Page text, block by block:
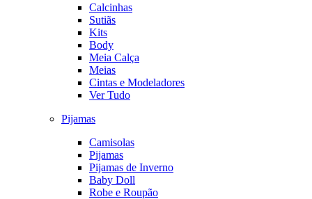
Calcinhas
Sutiãs
Kits
Body
Meia Calça
Meias
Cintas e Modeladores
Ver Tudo
Pijamas
Camisolas
Pijamas
Pijamas de Inverno
Baby Doll
Robe e Roupão